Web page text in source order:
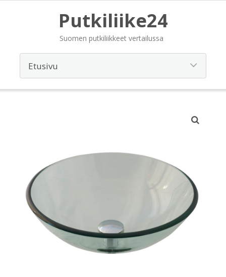
Putkiliike24
Suomen putkiliikkeet vertailussa